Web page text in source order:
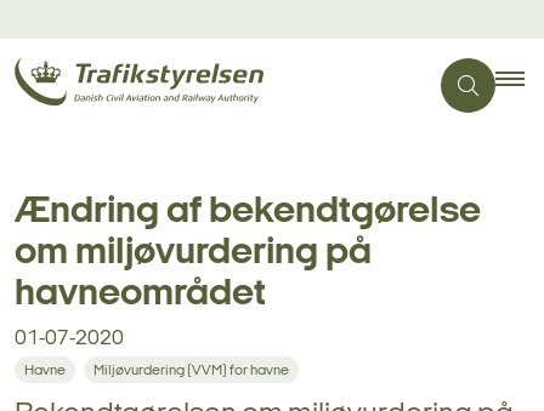
Ændring af bekendtgørelse
om miljøvurdering på
havneområdet
01-07-2020
Havne Miljøvurdering (VVM) for havne